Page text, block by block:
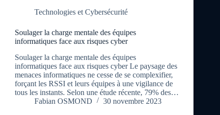
Technologies et Cybersécurité
Soulager la charge mentale des équipes
informatiques face aux risques cyber
Soulager la charge mentale des équipes
informatiques face aux risques cyber Le paysage des
menaces informatiques ne cesse de se complexifier,
forçant les RSSI et leurs équipes à une vigilance de
tous les instants. Selon une étude récente, 79% des…
Fabian OSMOND
30 novembre 2023